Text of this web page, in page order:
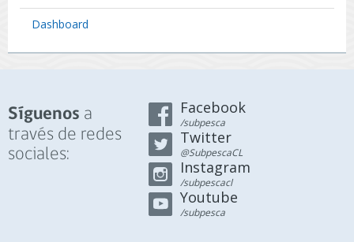
Dashboard
Síguenos a
través de redes
sociales:
Facebook
/subpesca
Twitter
@SubpescaCL
Instagram
/subpescacl
Youtube
/subpesca